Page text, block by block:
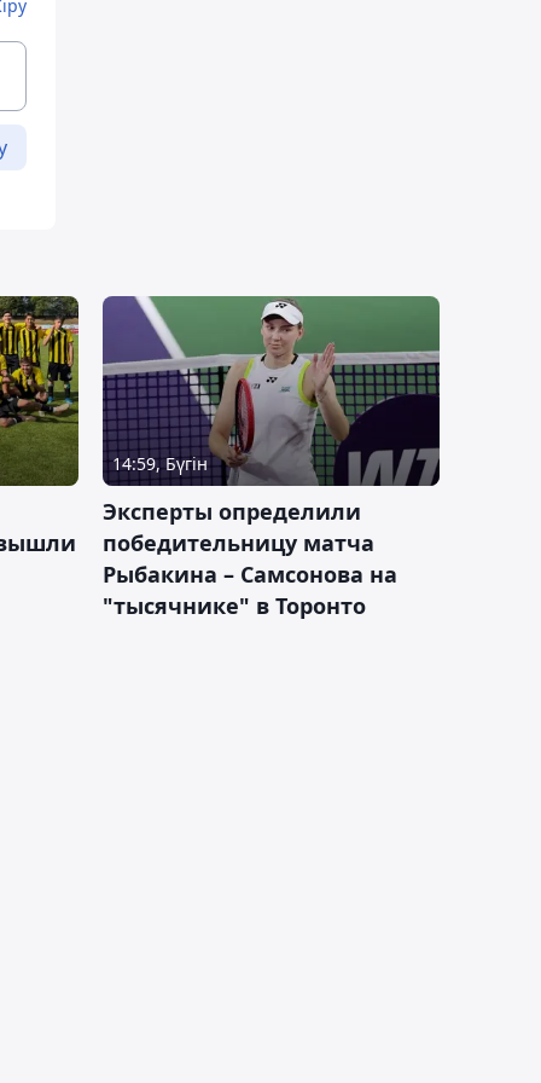
14:59, Бүгін
Эксперты определили
победительницу матча
Рыбакина – Самсонова на
"тысячнике" в Торонто